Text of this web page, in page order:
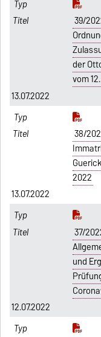
39/
der
vom
13.07.2022
38/
2022
13.07.2022
37/
und
12.07.2022